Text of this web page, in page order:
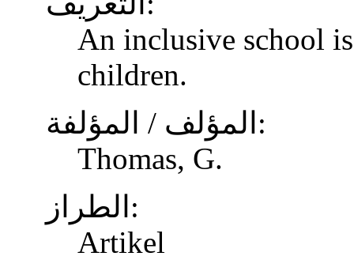
An inclusive school
children.
المؤلف / المؤلفة:
Thomas, G.
الطراز:
Artikel